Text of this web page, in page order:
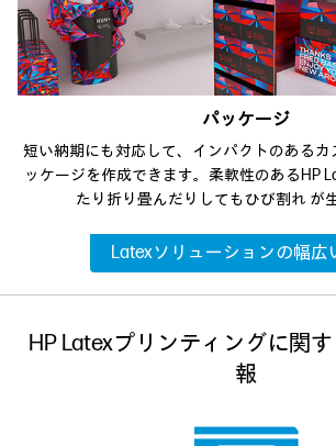
パッケージ
短い納期にも対応して、インパクトのあるカ
ッケージを作成できます。柔軟性のあるHP
たり折り畳んだりしてもひび割れ が
Latexソリューションの幅広
HP Latexプリンティングに関
報